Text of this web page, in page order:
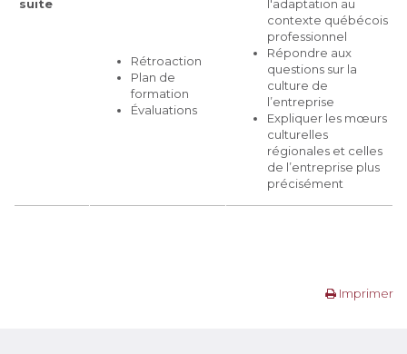
suite
Rétroaction
Plan de
formation
Évaluations
l'adaptation au
contexte québécois
professionnel
Répondre aux
questions sur la
culture de
l’entreprise
Expliquer les mœurs
culturelles
régionales et celles
de l’entreprise plus
précisément
Imprimer